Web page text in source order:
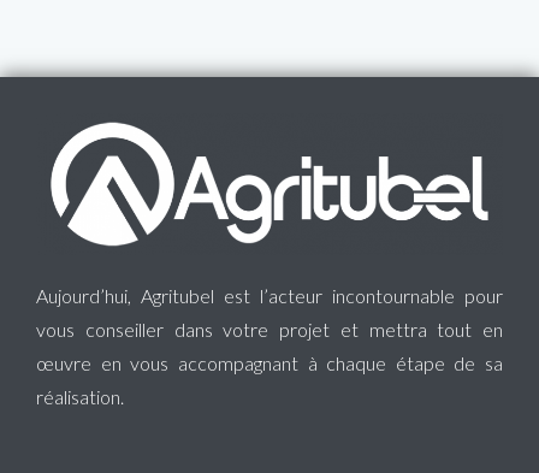
Aujourd’hui, Agritubel est l’acteur incontournable pour
vous conseiller dans votre projet et mettra tout en
œuvre en vous accompagnant à chaque étape de sa
réalisation.